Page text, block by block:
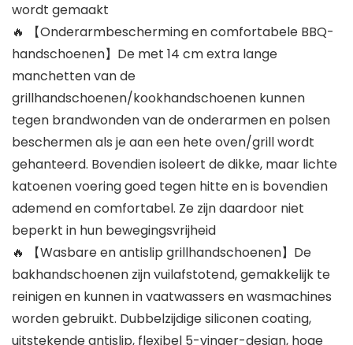
wordt gemaakt
🔥 【Onderarmbescherming en comfortabele BBQ-
handschoenen】De met 14 cm extra lange
manchetten van de
grillhandschoenen/kookhandschoenen kunnen
tegen brandwonden van de onderarmen en polsen
beschermen als je aan een hete oven/grill wordt
gehanteerd. Bovendien isoleert de dikke, maar lichte
katoenen voering goed tegen hitte en is bovendien
ademend en comfortabel. Ze zijn daardoor niet
beperkt in hun bewegingsvrijheid
🔥 【Wasbare en antislip grillhandschoenen】De
bakhandschoenen zijn vuilafstotend, gemakkelijk te
reinigen en kunnen in vaatwassers en wasmachines
worden gebruikt. Dubbelzijdige siliconen coating,
uitstekende antislip, flexibel 5-vinger-design, hoge